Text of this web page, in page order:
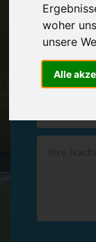
woher
unsere
Alle